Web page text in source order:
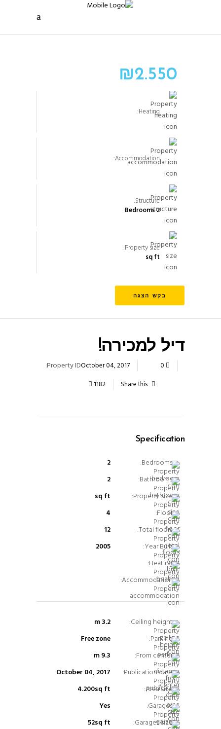
₪2.550
Property size:
sq ft
Structure:
2 Bedrooms
Accommodation:
Heating:
בקש הצגה
דיל למכירה!
October 04, 2017
0
1182
Share this
Property ID:
Specification
Bedrooms:
2
Bathrooms:
2
Property size:
sq ft
Floor:
4
Total floors:
12
Year Built:
2005
Heating:
Accommodation:
Ceiling height:
3.2 m
Parking:
Free zone
From center:
9.3 m
Publication date:
October 04, 2017
Area size:
4.200sq ft
Garages:
Yes
Garages size:
52sq ft